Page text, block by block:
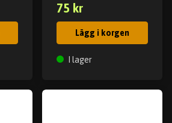
75 kr
Lägg i korgen
I lager